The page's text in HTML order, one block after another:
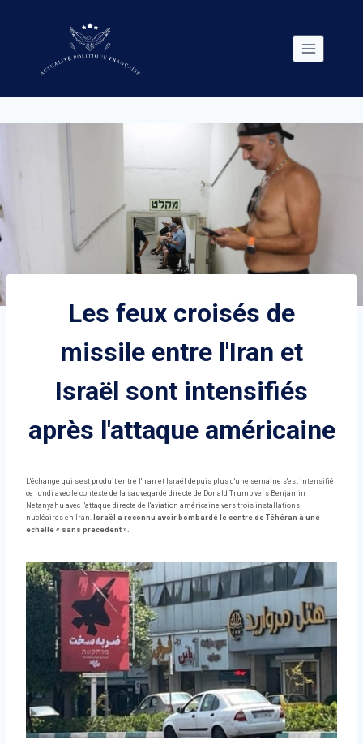
Les feux croisés de
missile entre l'Iran et
Israël sont intensifiés
après l'attaque américaine
L'échange qui s'est produit entre l'Iran et Israël depuis plus d'une semaine s'est intensifié
ce lundi avec le contexte de la sauvegarde directe de Donald Trump vers Benjamin
Netanyahu avec l'attaque directe de l'aviation américaine vers trois installations
nucléaires en Iran. Israël a reconnu avoir bombardé le centre de Téhéran à une
échelle « sans précédent ».